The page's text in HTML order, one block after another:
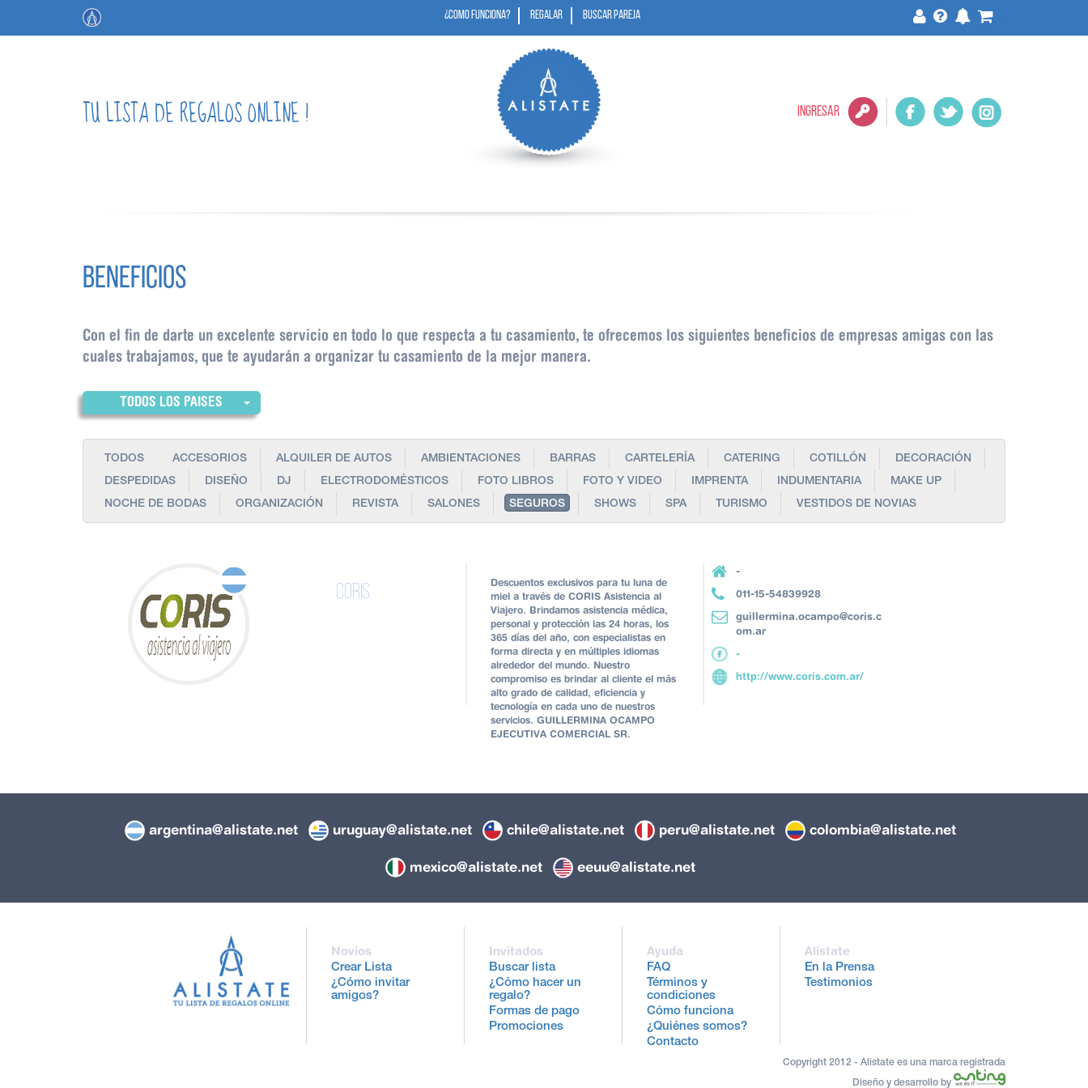
¿COMO FUNCIONA? REGALAR BUSCAR PAREJA
TU LISTA DE REGALOS ONLINE ! INGRESAR
BENEFICIOS
Con el fin de darte un excelente servicio en todo lo que respecta a tu casamiento, te ofrecemos los siguientes beneficios de empresas amigas con las
cuales trabajamos, que te ayudarán a organizar tu casamiento de la mejor manera.
TODOS LOS PAISES
TODOS ACCESORIOS ALQUILER DE AUTOS AMBIENTACIONES BARRAS CARTELERÍA CATERING COTILLÓN
DECORACIÓN
DESPEDIDAS
DISEÑO DJ ELECTRODOMÉSTICOS FOTO LIBROS FOTO Y VIDEO IMPRENTA INDUMENTARIA
MAKE UP
NOCHE DE BODAS
ORGANIZACIÓN REVISTA SALONES SEGUROS SHOWS SPA TURISMO VESTIDOS DE NOVIAS
Coris
Descuentos exclusivos para tu luna de
miel a través de CORIS Asistencia al
Viajero. Brindamos asistencia médica,
personal y protección las 24 horas, los
365 días del año, con especialistas en
forma directa y en múltiples idiomas
alrededor del mundo. Nuestro
compromiso es brindar al cliente el más
alto grado de calidad, eficiencia y
tecnología en cada uno de nuestros
servicios. GUILLERMINA OCAMPO
EJECUTIVA COMERCIAL SR.
-
011-15-54839928
guillermina.ocampo@coris.c
om.ar
-
http://www.coris.com.ar/
argentina@alistate.net uruguay@alistate.net chile@alistate.net peru@alistate.net colombia@alistate.net
mexico@alistate.net eeuu@alistate.net
Novios
Crear Lista
¿Cómo invitar
amigos?
Invitados
Buscar lista
¿Cómo hacer un
regalo?
Formas de pago
Promociones
Ayuda
FAQ
Términos y
condiciones
Cómo funciona
¿Quiénes somos?
Contacto
Alistate
En la Prensa
Testimonios
Copyright 2012 - Alistate es una marca registrada
Diseño y desarrollo by